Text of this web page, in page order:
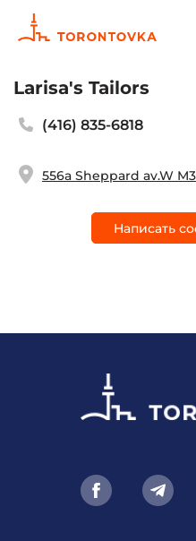
Larisa's Tailors
(416) 835-6818
556a Sheppard av.W
Написать